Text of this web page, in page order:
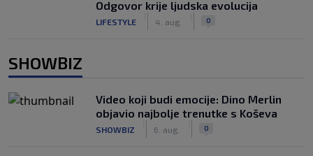
Odgovor krije ljudska evolucija
LIFESTYLE 4. aug. 0
SHOWBIZ
Video koji budi emocije: Dino Merlin
objavio najbolje trenutke s Koševa
SHOWBIZ 6. aug. 0